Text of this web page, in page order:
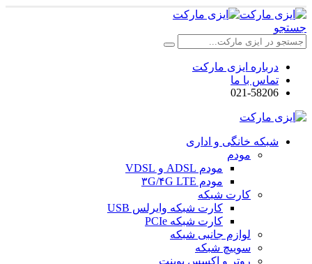
جستجو
درباره ایزی مارکت
تماس با ما
021-58206
شبکه خانگی و اداری
مودم
مودم ADSL و VDSL
مودم ۳G/۴G LTE
کارت شبکه
کارت شبکه وایرلس USB
کارت شبکه PCIe
لوازم جانبی شبکه
سوییچ شبکه
روتر و اکسس پوینت